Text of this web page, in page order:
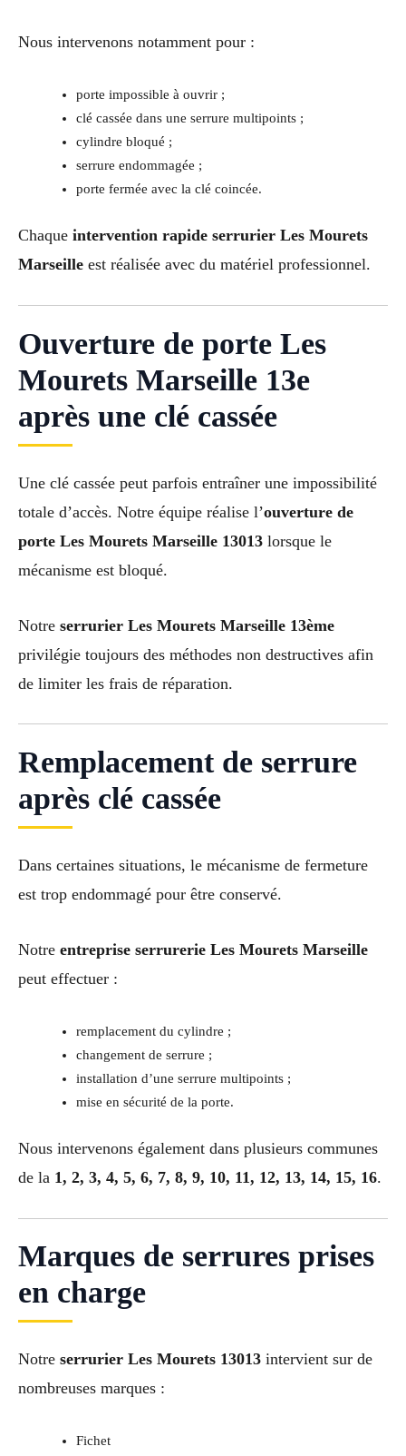
Nous intervenons notamment pour :
porte impossible à ouvrir ;
clé cassée dans une serrure multipoints ;
cylindre bloqué ;
serrure endommagée ;
porte fermée avec la clé coincée.
Chaque intervention rapide serrurier Les Mourets
Marseille est réalisée avec du matériel professionnel.
Ouverture de porte Les
Mourets Marseille 13e
après une clé cassée
Une clé cassée peut parfois entraîner une impossibilité
totale d’accès. Notre équipe réalise l’ouverture de
porte Les Mourets Marseille 13013 lorsque le
mécanisme est bloqué.
Notre serrurier Les Mourets Marseille 13ème
privilégie toujours des méthodes non destructives afin
de limiter les frais de réparation.
Remplacement de serrure
après clé cassée
Dans certaines situations, le mécanisme de fermeture
est trop endommagé pour être conservé.
Notre entreprise serrurerie Les Mourets Marseille
peut effectuer :
remplacement du cylindre ;
changement de serrure ;
installation d’une serrure multipoints ;
mise en sécurité de la porte.
Nous intervenons également dans plusieurs communes
de la 1, 2, 3, 4, 5, 6, 7, 8, 9, 10, 11, 12, 13, 14, 15, 16.
Marques de serrures prises
en charge
Notre serrurier Les Mourets 13013 intervient sur de
nombreuses marques :
Fichet